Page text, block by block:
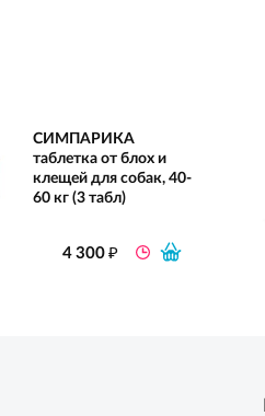
СИМПАРИКА
таблетка от блох и
клещей для собак, 40-
60 кг (3 табл)
4 300₽